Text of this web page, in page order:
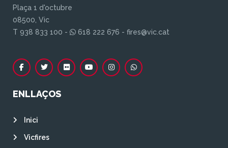
Plaça 1 d'octubre
08500, Vic
T 938 833 100 -
618 222 676 - fires@vic.cat
ENLLAÇOS
Inici
Vicfires